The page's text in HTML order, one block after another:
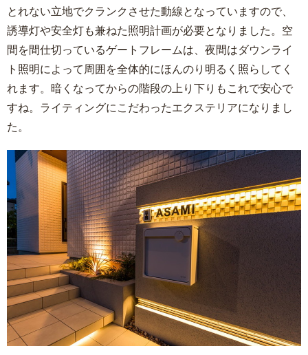
とれない立地でクランクさせた動線となっていますので、
誘導灯や安全灯も兼ねた照明計画が必要となりました。空
間を間仕切っているゲートフレームは、夜間はダウンライ
ト照明によって周囲を全体的にほんのり明るく照らしてく
れます。暗くなってからの階段の上り下りもこれで安心で
すね。ライティングにこだわったエクステリアになりまし
た。